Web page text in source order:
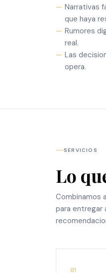
Narrativas
que haya
Rumores
real.
Las
opera.
SERVICIOS
Lo
Combinamos
para entregar
01